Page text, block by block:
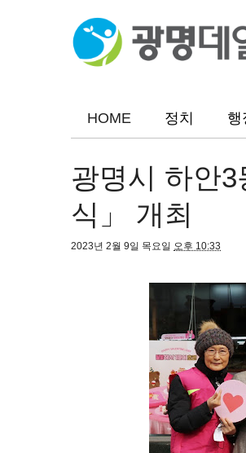
HOME 정치 행
광명시 하안
식」 개최
2023년 2월 9일 목요일 오후 10:33